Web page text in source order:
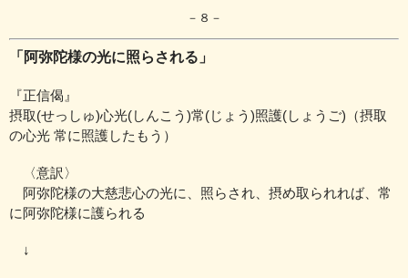
－８－
「阿弥陀様の光に照らされる」
『正信偈』
摂取(せっしゅ)心光(しんこう)常(じょう)照護(しょうご)（摂取
の心光 常に照護したもう）
〈意訳〉
阿弥陀様の大慈悲心の光に、照らされ、摂め取られれば、 常
に阿弥陀様に護られる
↓